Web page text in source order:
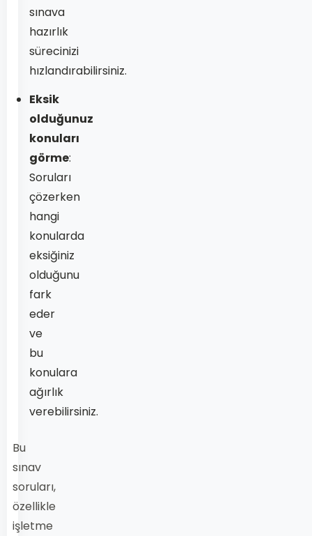
sınava
hazırlık
sürecinizi
hızlandırabilirsiniz.
Eksik
olduğunuz
konuları
görme:
Soruları
çözerken
hangi
konularda
eksiğiniz
olduğunu
fark
eder
ve
bu
konulara
ağırlık
verebilirsiniz.
Bu
sınav
soruları,
özellikle
işletme